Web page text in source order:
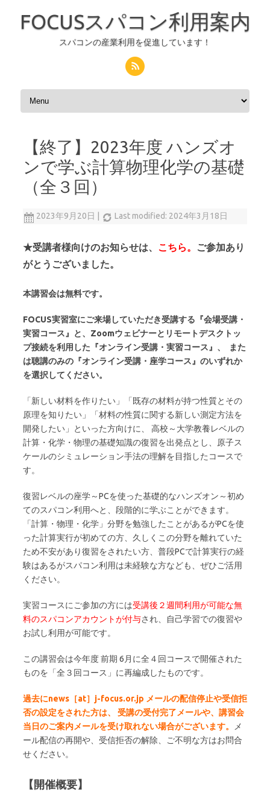
FOCUSスパコン利用案内
スパコンの産業利用を促進しています！
コンテンツへスキップ
【終了】2023年度 ハンズオ
ンで学ぶ計算物理化学の基礎
（全３回）
2023年9月20日 Last modified: 2024年3月18日
★受講者様向けのお知らせは、 こちら。
ご参加あり
がとうございました。
本講習会は無料です。
FOCUS実習室にご来場していただき受講する『会場受講・
実習コース』と、Zoomウェビナーとリモートデスクトッ
プ接続を利用した『オンライン受講・実習コース』、 また
は聴講のみの『オンライン受講・座学コース』のいずれか
を選択してください。
「新しい材料を作りたい」「既存の材料が持つ性質とその
原理を知りたい」「材料の性質に関する新しい測定方法を
開発したい」といった方向けに、 高校～大学教養レベルの
計算・化学・物理の基礎知識の復習を出発点とし、原子ス
ケールのシミュレーション手法の理解を目指したコースで
す。
復習レベルの座学～PCを使った基礎的なハンズオン～初め
てのスパコン利用へと、段階的に学ぶことができます。
「計算・物理・化学」分野を勉強したことがあるがPCを使
った計算実行が初めての方、久しくこの分野を離れていた
ため不安があり復習をされたい方、普段PCで計算実行の経
験はあるがスパコン利用は未経験な方なども、ぜひご活用
ください。
実習コースにご参加の方には受講後２週間利用が可能な無
料のスパコンアカウントが付与され、自己学習での復習や
お試し利用が可能です。
この講習会は今年度 前期 6月に全４回コースで開催された
ものを「全３回コース」に再編成したものです。
過去にnews［at］j-focus.or.jp メールの配信停止や受信拒
否の設定をされた方は、
受講の受付完了メールや、講習会
当日のご案内メールを受け取れない場合がございます。
メ
ール配信の再開や、受信拒否の解除、ご不明な方はお問合
せください。
【開催概要】